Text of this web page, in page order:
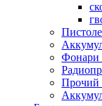
Фонари
Прочий